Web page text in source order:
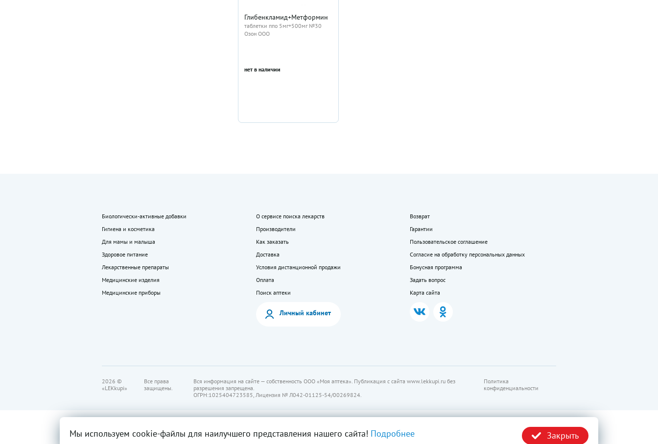
Глибенкламид+Метформин
таблетки ппо 5мг+500мг №30
Озон ООО
нет в наличии
Биологически-активные добавки
Гигиена и косметика
Для мамы и малыша
Здоровое питание
Лекарственные препараты
Медицинские изделия
Медицинские приборы
О сервисе поиска лекарств
Производители
Как заказать
Доставка
Условия дистанционной продажи
Оплата
Поиск аптеки
Возврат
Гарантии
Пользовательское соглашение
Согласие на обработку персональных данных
Бонусная программа
Задать вопрос
Карта сайта
Личный кабинет
2026 ©
«LEKkupi»
Все права
защищены.
Вся информация на сайте — собственность ООО «Моя аптека». Публикация с сайта www.lekkupi.ru без
разрешения запрещена.
ОГРН:1025404723585, Лицензия № Л042-01125-54/00269824.
Политика
конфиденциальности
Мы используем cookie-файлы для наилучшего представления нашего сайта! Подробнее Закрыть